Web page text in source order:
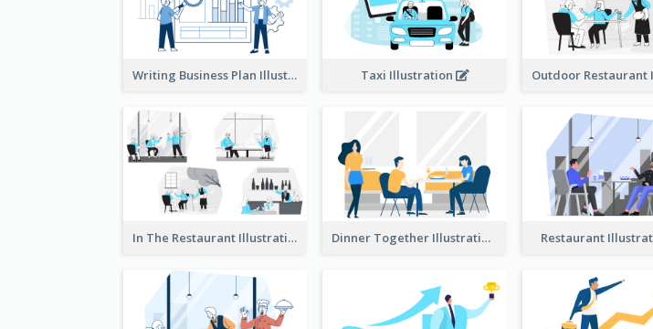
Writing Business Plan Illustration Taxi Illustration
In The Restaurant Illustration Dinner Together Illustration Restaurant